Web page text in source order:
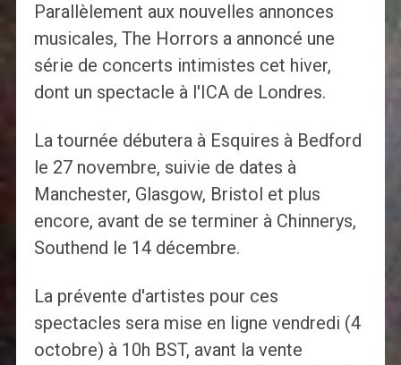
Parallèlement aux nouvelles annonces
musicales, The Horrors a annoncé une
série de concerts intimistes cet hiver,
dont un spectacle à l'ICA de Londres.
La tournée débutera à Esquires à Bedford
le 27 novembre, suivie de dates à
Manchester, Glasgow, Bristol et plus
encore, avant de se terminer à Chinnerys,
Southend le 14 décembre.
La prévente d'artistes pour ces
spectacles sera mise en ligne vendredi (4
octobre) à 10h BST, avant la vente